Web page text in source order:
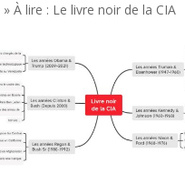
» À lire : Le livre noir de la CIA